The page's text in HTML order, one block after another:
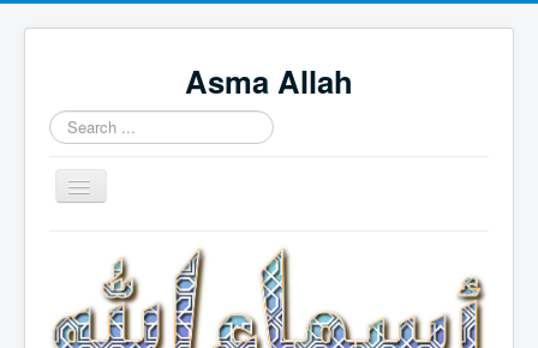
Asma Allah
Search
...
Toggle
Navigation
Intro Videos
Français